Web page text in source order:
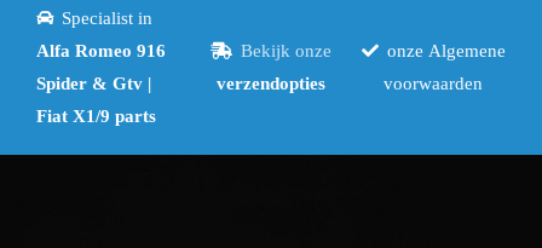
Webshop
Specialist in
Alfa Romeo 916
Spider & Gtv |
Fiat X1/9 parts
Bekijk onze
verzendopties
onze Algemene
voorwaarden